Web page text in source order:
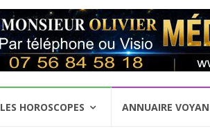
au
contenu
LES HOROSCOPES ANNUAIRE